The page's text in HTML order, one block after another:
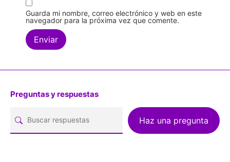
Guarda mi nombre, correo electrónico y web en este
navegador para la próxima vez que comente.
Preguntas y respuestas
Haz una pregunta